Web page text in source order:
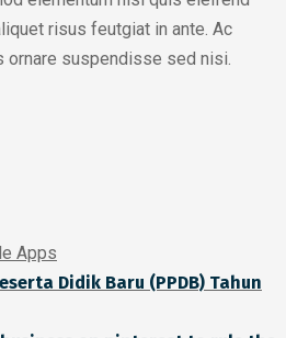
risus feutgiat in ante. Ac
ornare suspendisse sed nisi.
Apps
Didik Baru (PPDB) Tahun